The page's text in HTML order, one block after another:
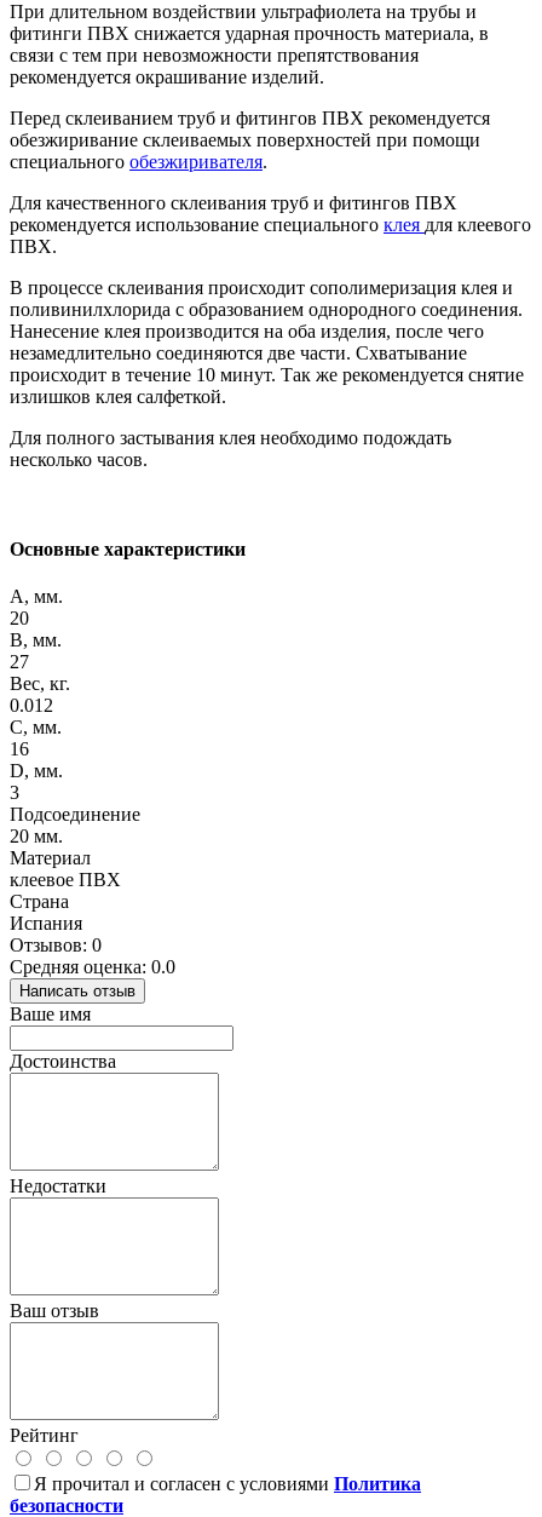
При длительном воздействии ультрафиолета на трубы и
фитинги ПВХ снижается ударная прочность материала, в
связи с тем при невозможности препятствования
рекомендуется окрашивание изделий.
Перед склеиванием труб и фитингов ПВХ рекомендуется
обезжиривание склеиваемых поверхностей при помощи
специального обезжиривателя.
Для качественного склеивания труб и фитингов ПВХ
рекомендуется использование специального клея для клеевого
ПВХ.
В процессе склеивания происходит сополимеризация клея и
поливинилхлорида с образованием однородного соединения.
Нанесение клея производится на оба изделия, после чего
незамедлительно соединяются две части. Схватывание
происходит в течение 10 минут. Так же рекомендуется снятие
излишков клея салфеткой.
Для полного застывания клея необходимо подождать
несколько часов.
Основные характеристики
A, мм.
20
B, мм.
27
Вес, кг.
0.012
C, мм.
16
D, мм.
3
Подсоединение
20 мм.
Материал
клеевое ПВХ
Страна
Испания
Отзывов: 0
Средняя оценка: 0.0
Написать отзыв
Ваше имя
Достоинства
Недостатки
Ваш отзыв
Рейтинг
Я прочитал и согласен с условиями Политика
безопасности